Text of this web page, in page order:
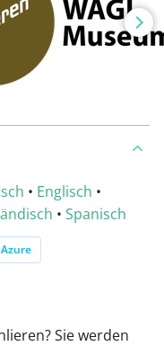
• Englisch •
• Spanisch
Azure
Sie werden